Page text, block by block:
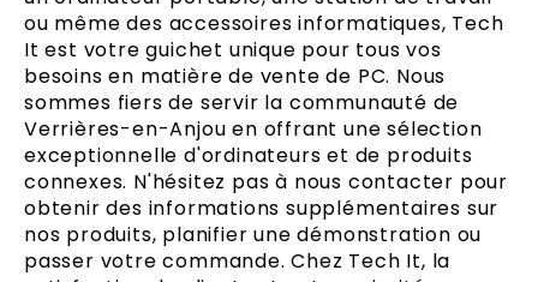
ou même des accessoires informatiques, Tech
It est votre guichet unique pour tous vos
besoins en matière de vente de PC. Nous
sommes fiers de servir la communauté de
Verrières-en-Anjou en offrant une sélection
exceptionnelle d'ordinateurs et de produits
connexes. N'hésitez pas à nous contacter pour
obtenir des informations supplémentaires sur
nos produits, planifier une démonstration ou
passer votre commande. Chez Tech It, la